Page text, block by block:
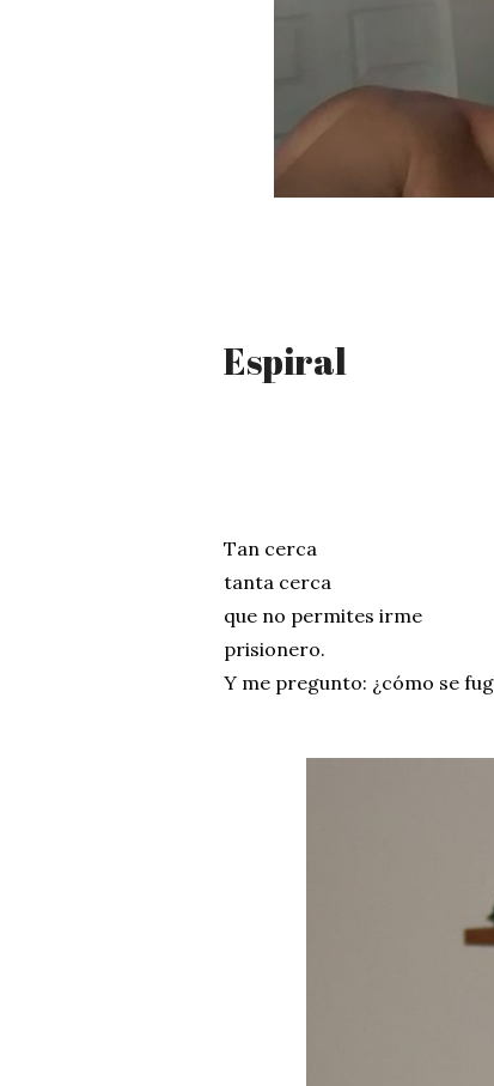
Espiral
Tan cerca
tanta cerca
que no permites irme
prisionero.
Y me pregunto: ¿cómo se